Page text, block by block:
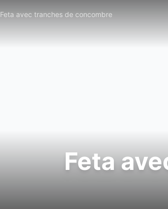
Feta avec tranches de concombre
Feta